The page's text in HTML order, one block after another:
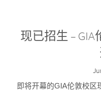
现已招生 –
即将开幕的GIA伦敦校区